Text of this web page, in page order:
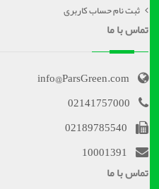
ثبت نام حساب کاربری
تماس با ما
info@ParsGreen.com
02141757000
02189785540
10001391
تماس با ما